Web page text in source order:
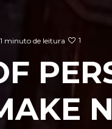
1 minuto de leitura 1